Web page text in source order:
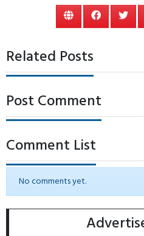
Related Posts
Post Comment
Comment List
No comments yet.